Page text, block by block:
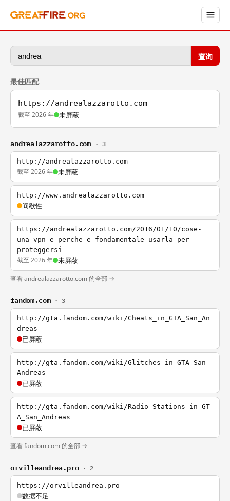
查询
最佳匹配
https://andrealazzarotto.com
截至 2026 年 未屏蔽
andrealazzarotto.com · 3
http://andrealazzarotto.com
截至 2026 年 未屏蔽
http://www.andrealazzarotto.com
间歇性
https://andrealazzarotto.com/2016/01/10/cose-
una-vpn-e-perche-e-fondamentale-usarla-per-
proteggersi
截至 2026 年 未屏蔽
查看 andrealazzarotto.com 的全部 →
fandom.com · 3
http://gta.fandom.com/wiki/Cheats_in_GTA_San_An
dreas
已屏蔽
http://gta.fandom.com/wiki/Glitches_in_GTA_San_
Andreas
已屏蔽
http://gta.fandom.com/wiki/Radio_Stations_in_GT
A_San_Andreas
已屏蔽
查看 fandom.com 的全部 →
orvilleandrea.pro · 2
https://orvilleandrea.pro
数据不足